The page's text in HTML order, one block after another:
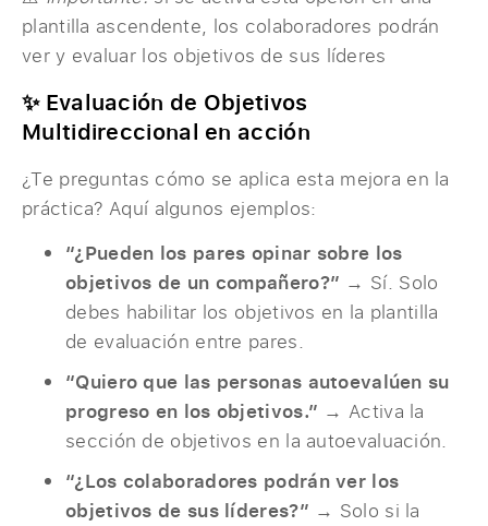
plantilla ascendente, los colaboradores podrán
ver y evaluar los objetivos de sus líderes
✨ Evaluación de Objetivos
Multidireccional en acción
¿Te preguntas cómo se aplica esta mejora en la
práctica? Aquí algunos ejemplos:
“¿Pueden los pares opinar sobre los
objetivos de un compañero?” → Sí. Solo
debes habilitar los objetivos en la plantilla
de evaluación entre pares.
“Quiero que las personas autoevalúen su
progreso en los objetivos.” → Activa la
sección de objetivos en la autoevaluación.
“¿Los colaboradores podrán ver los
objetivos de sus líderes?” → Solo si la